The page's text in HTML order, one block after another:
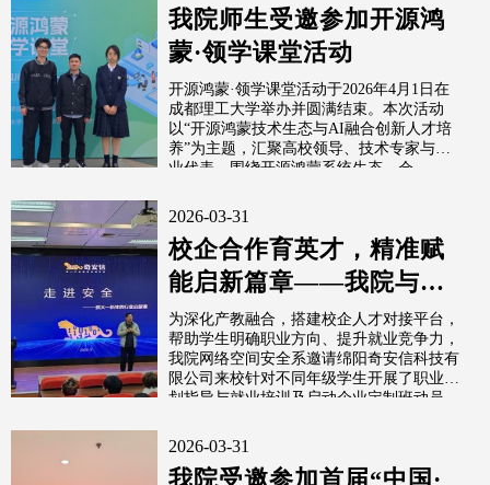
我院师生受邀参加开源鸿
蒙·领学课堂活动
开源鸿蒙·领学课堂活动于2026年4月1日在
成都理工大学举办并圆满结束。本次活动
以“开源鸿蒙技术生态与AI融合创新人才培
养”为主题，汇聚高校领导、技术专家与企
业代表，围绕开源鸿蒙系统生态、仓...
2026-03-31
校企合作育英才，精准赋
能启新篇章——我院与绵
阳奇安信共推学生职业规
划与定制班建设
为深化产教融合，搭建校企人才对接平台，
帮助学生明确职业方向、提升就业竞争力，
我院网络空间安全系邀请绵阳奇安信科技有
限公司来校针对不同年级学生开展了职业规
划指导与就业培训及启动企业定制班动员
2026-03-31
我院受邀参加首届“中国·